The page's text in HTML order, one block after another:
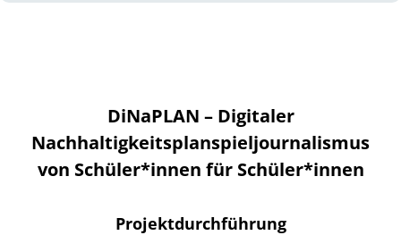
DiNaPLAN – Digitaler
Nachhaltigkeitsplanspieljournalismus
von Schüler*innen für Schüler*innen
Projektdurchführung